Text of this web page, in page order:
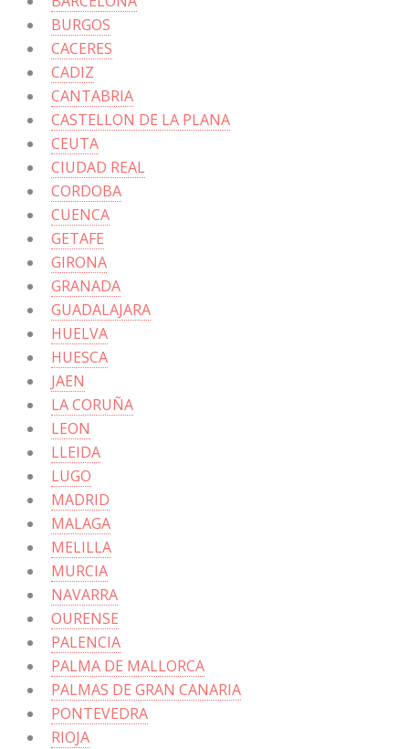
BURGOS
CACERES
CADIZ
CANTABRIA
CASTELLON DE LA PLANA
CEUTA
CIUDAD REAL
CORDOBA
CUENCA
GETAFE
GIRONA
GRANADA
GUADALAJARA
HUELVA
HUESCA
JAEN
LA CORUÑA
LEON
LLEIDA
LUGO
MADRID
MALAGA
MELILLA
MURCIA
NAVARRA
OURENSE
PALENCIA
PALMA DE MALLORCA
PALMAS DE GRAN CANARIA
PONTEVEDRA
RIOJA